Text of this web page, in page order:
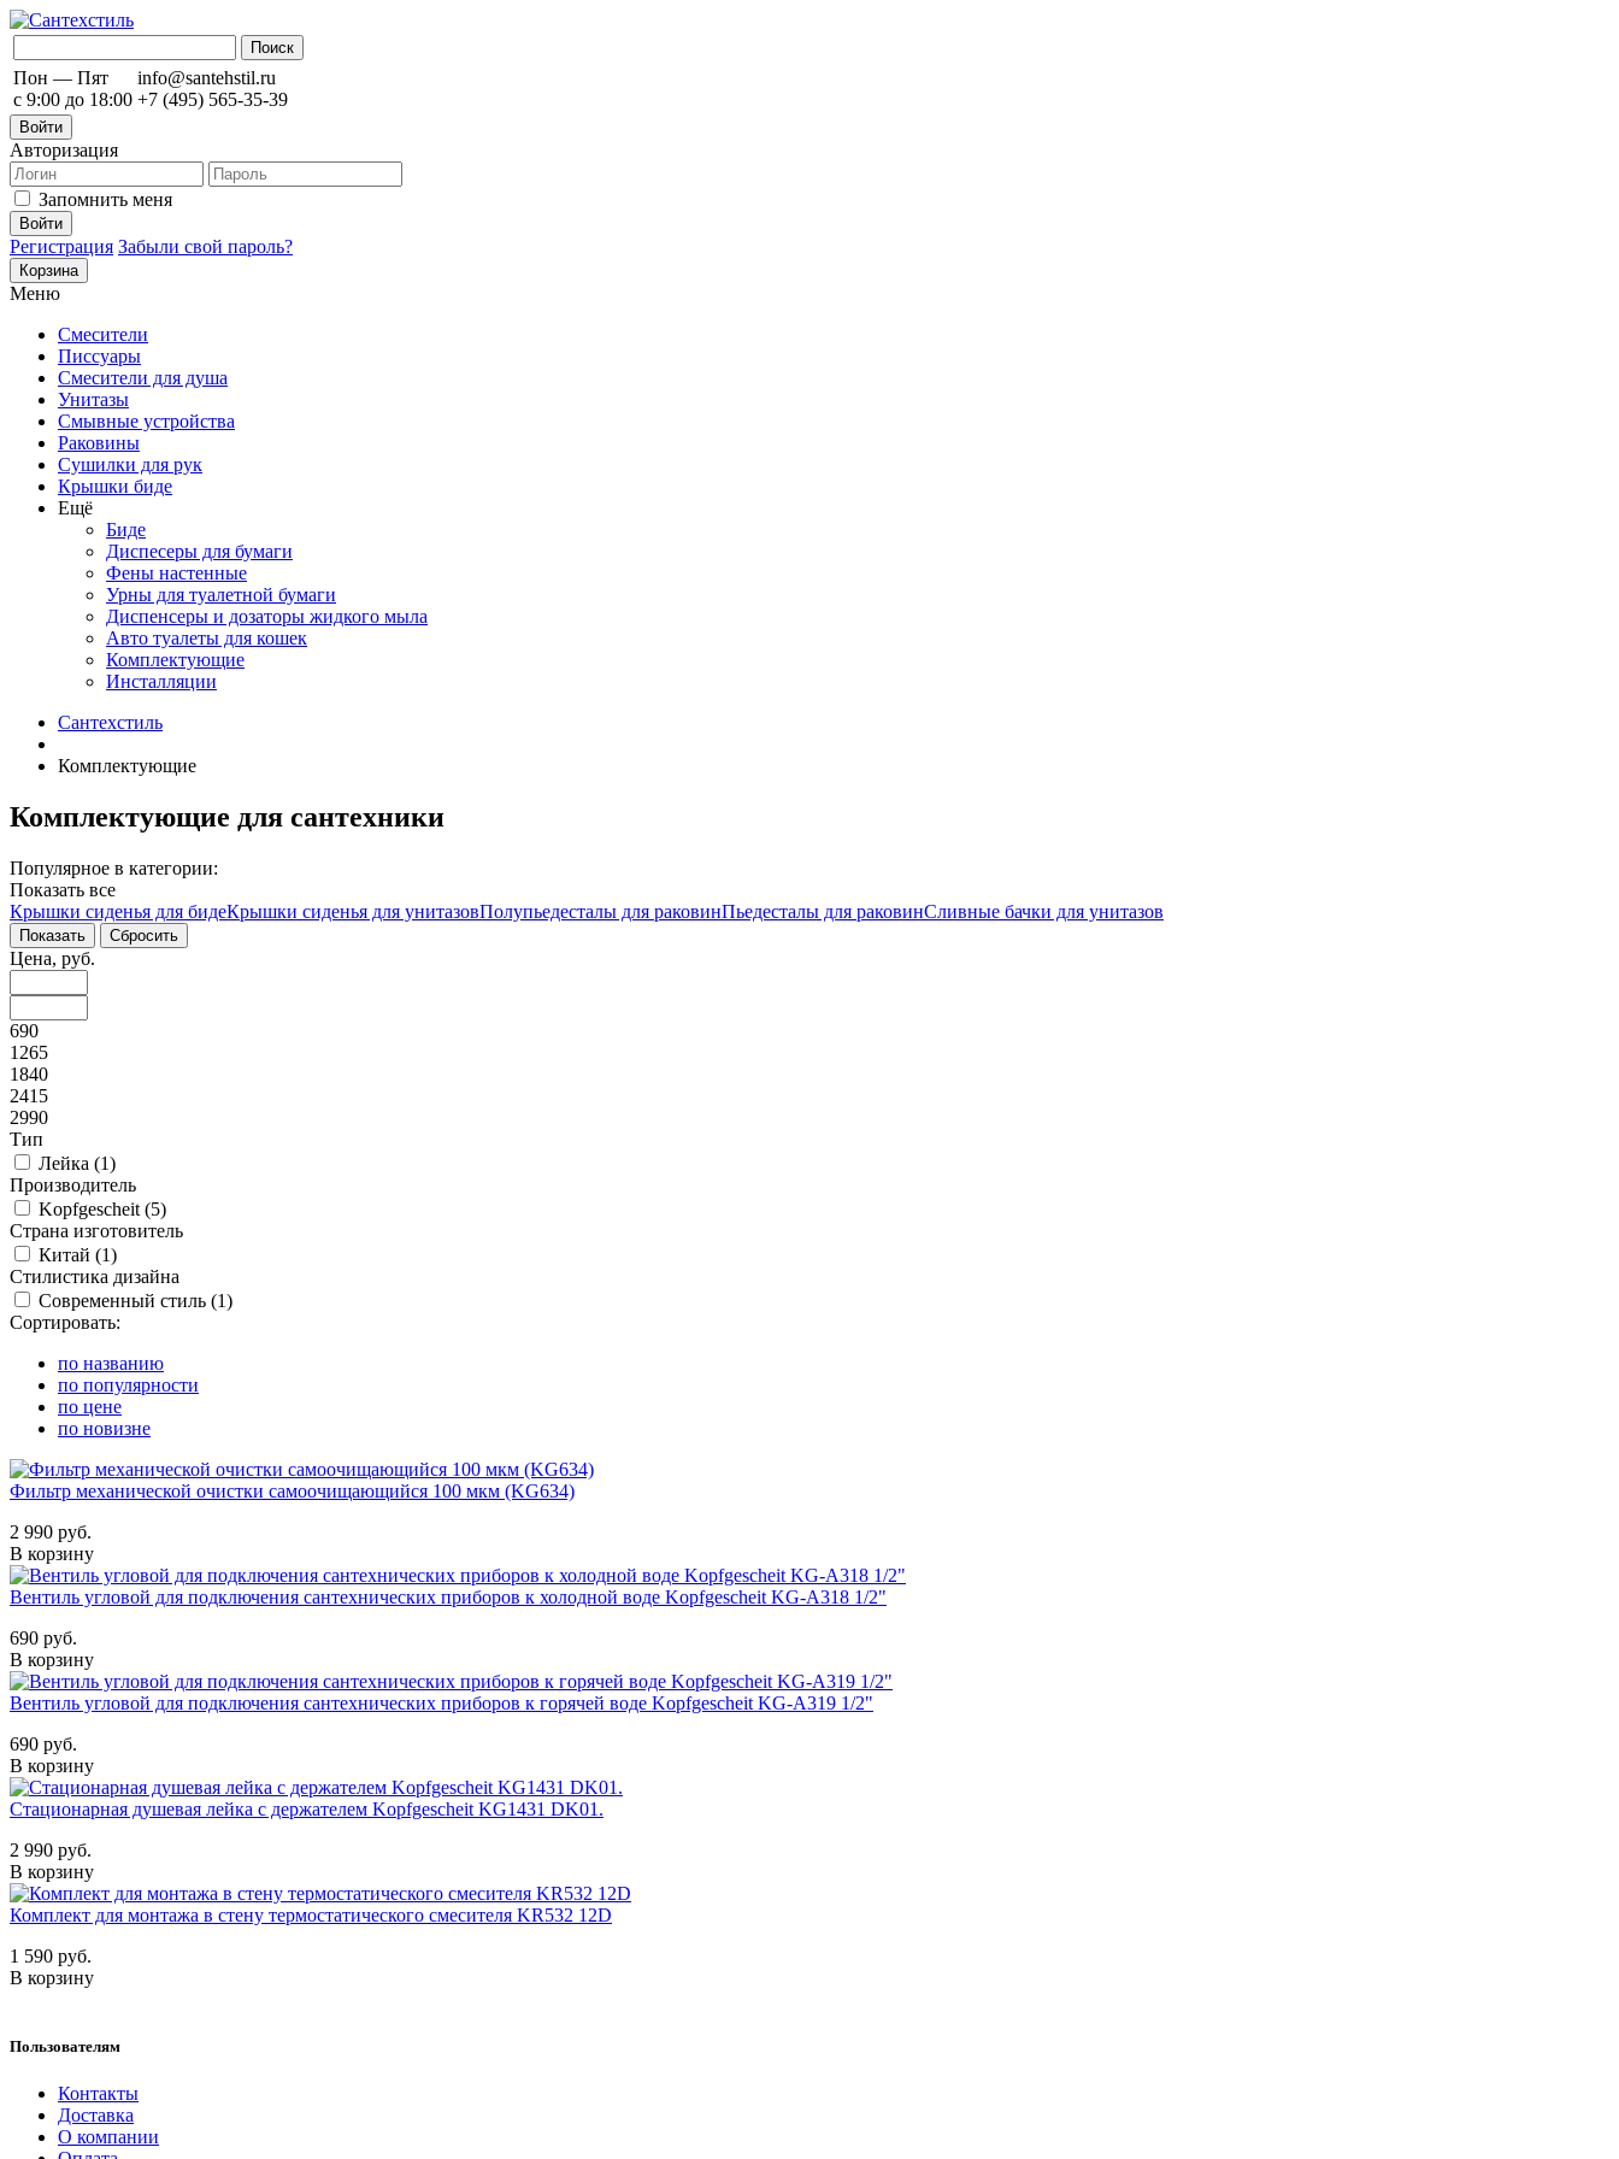
Пон — Пят
с 9:00 до 18:00
info@santehstil.ru
+7 (495) 565-35-39
Войти
Авторизация
Запомнить меня
Регистрация Забыли свой пароль?
Корзина
Меню
Смесители
Писсуары
Смесители для душа
Унитазы
Смывные устройства
Раковины
Сушилки для рук
Крышки биде
Ещё
Биде
Диспесеры для бумаги
Фены настенные
Урны для туалетной бумаги
Диспенсеры и дозаторы жидкого мыла
Авто туалеты для кошек
Комплектующие
Инсталляции
Сантехстиль
Комплектующие
Комплектующие для сантехники
Популярное в категории:
Показать все
Крышки сиденья для бидеКрышки сиденья для унитазовПолупьедесталы для раковинПьедесталы для раковинСливные бачки для унитазов
Цена, руб.
690
1265
1840
2415
2990
Тип
Лейка (1)
Производитель
Kopfgescheit (5)
Страна изготовитель
Китай (1)
Стилистика дизайна
Современный стиль (1)
Сортировать:
по названию
по популярности
по цене
по новизне
Фильтр механической очистки самоочищающийся 100 мкм (KG634)
2 990 руб.
В корзину
Вентиль угловой для подключения сантехнических приборов к холодной воде Kopfgescheit KG-A318 1/2"
690 руб.
В корзину
Вентиль угловой для подключения сантехнических приборов к горячей воде Kopfgescheit KG-A319 1/2"
690 руб.
В корзину
Стационарная душевая лейка с держателем Kopfgescheit KG1431 DK01.
2 990 руб.
В корзину
Комплект для монтажа в стену термостатического смесителя KR532 12D
1 590 руб.
В корзину
Пользователям
Контакты
Доставка
О компании